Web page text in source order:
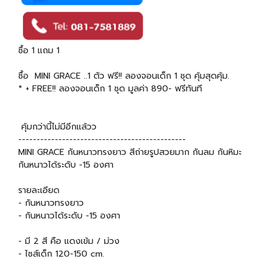
ซื้อ 1 แถม 1
ซื้อ MINI GRACE ..1 ตัว ฟรี!! ลองจอนเด็ก 1 ชุด คุ้มสุดคุ้ม.
* + FREE!! ลองจอนเด็ก 1 ชุด มูลค่า 890- ฟรีทันที
คุ้มกว่านี้ไม่มีอีกแล้วว
----------------------------------------------
MINI GRACE กันหนาวทรงยาว สีถ่ายรูปสวยมาก กันลม กันหิมะ
กันหนาวได้ระดับ -15 องศา
รายละเอียด
- กันหนาวทรงยาว
- กันหนาวได้ระดับ -15 องศา
- มี 2 สี คือ แดงเข้ม / ม่วง
- ไซส์เด็ก 120-150 cm.